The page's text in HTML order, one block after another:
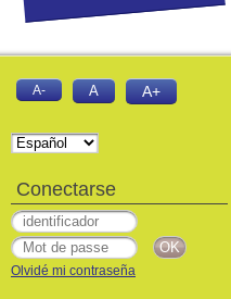
A- A A+
Conectarse
Olvidé mi contraseña